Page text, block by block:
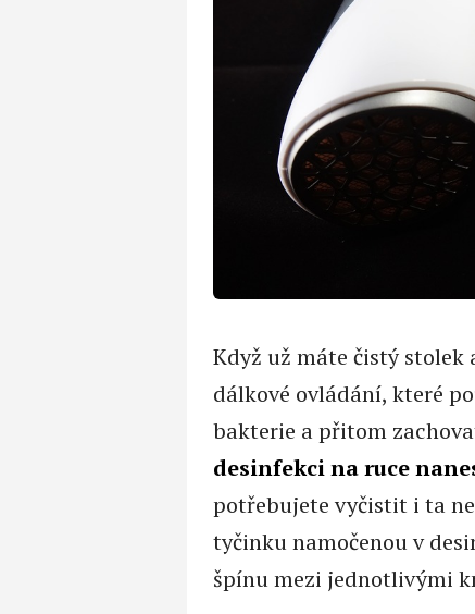
Když už máte čistý
dálkové ovládání, které
bakterie a přitom
desinfekci na ruce
potřebujete vyčistit i ta
tyčinku namočenou v
špínu mezi jednotlivými